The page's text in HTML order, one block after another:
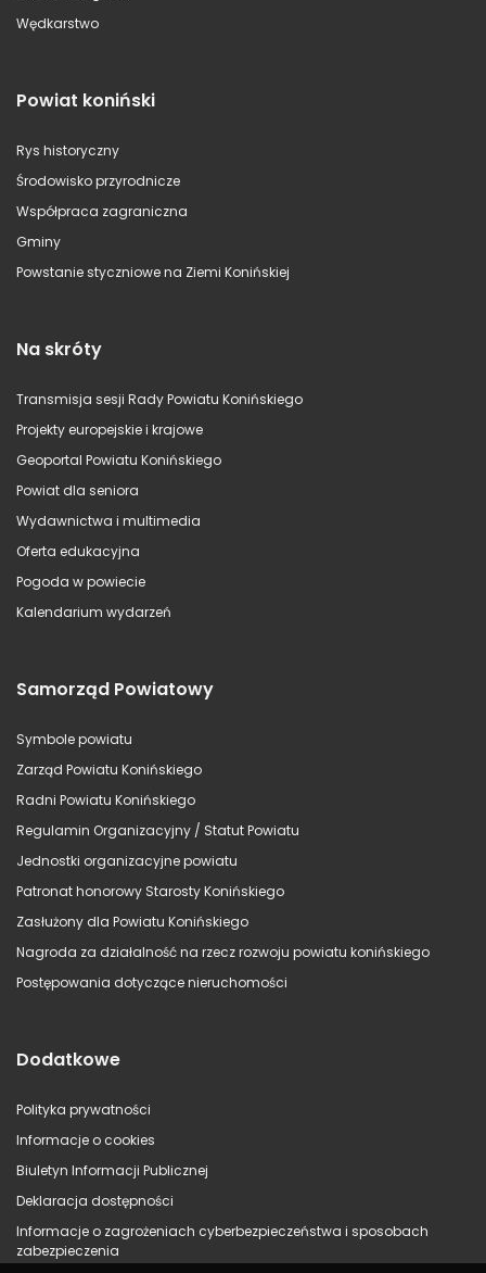
Wędkarstwo
Powiat koniński
Rys historyczny
Środowisko przyrodnicze
Współpraca zagraniczna
Gminy
Powstanie styczniowe na Ziemi Konińskiej
Na skróty
Transmisja sesji Rady Powiatu Konińskiego
Projekty europejskie i krajowe
Geoportal Powiatu Konińskiego
Powiat dla seniora
Wydawnictwa i multimedia
Oferta edukacyjna
Pogoda w powiecie
Kalendarium wydarzeń
Samorząd Powiatowy
Symbole powiatu
Zarząd Powiatu Konińskiego
Radni Powiatu Konińskiego
Regulamin Organizacyjny / Statut Powiatu
Jednostki organizacyjne powiatu
Patronat honorowy Starosty Konińskiego
Zasłużony dla Powiatu Konińskiego
Nagroda za działalność na rzecz rozwoju powiatu konińskiego
Postępowania dotyczące nieruchomości
Dodatkowe
Polityka prywatności
Informacje o cookies
Biuletyn Informacji Publicznej
Deklaracja dostępności
Informacje o zagrożeniach cyberbezpieczeństwa i sposobach
zabezpieczenia